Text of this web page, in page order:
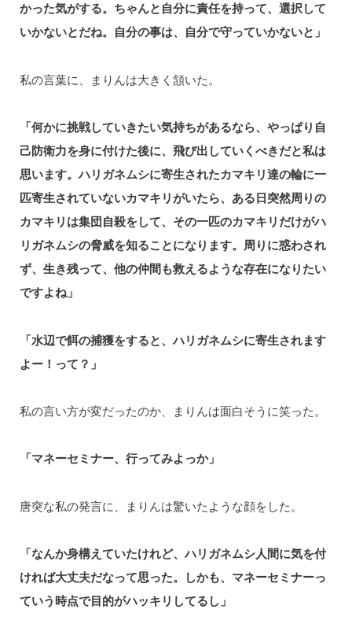
かった気がする。ちゃんと自分に責任を持って、選択して
いかないとだね。自分の事は、自分で守っていかないと」
私の言葉に、まりんは大きく頷いた。
「何かに挑戦していきたい気持ちがあるなら、やっぱり自
己防衛力を身に付けた後に、飛び出していくべきだと私は
思います。ハリガネムシに寄生されたカマキリ達の輪に一
匹寄生されていないカマキリがいたら、ある日突然周りの
カマキリは集団自殺をして、その一匹のカマキリだけがハ
リガネムシの脅威を知ることになります。周りに惑わされ
ず、生き残って、他の仲間も救えるような存在になりたい
ですよね」
「水辺で餌の捕獲をすると、ハリガネムシに寄生されます
よー！って？」
私の言い方が変だったのか、まりんは面白そうに笑った。
「マネーセミナー、行ってみよっか」
唐突な私の発言に、まりんは驚いたような顔をした。
「なんか身構えていたけれど、ハリガネムシ人間に気を付
ければ大丈夫だなって思った。しかも、マネーセミナーっ
ていう時点で目的がハッキリしてるし」